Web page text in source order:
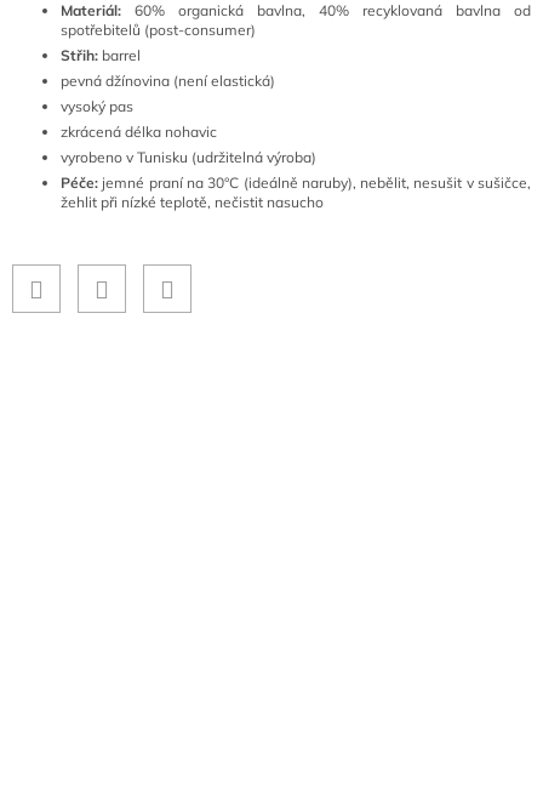
Materiál: 60% organická bavlna, 40% recyklovaná bavlna od
spotřebitelů (post-consumer)
Střih: barrel
pevná džínovina (není elastická)
vysoký pas
zkrácená délka nohavic
vyrobeno v Tunisku (udržitelná výroba)
Péče: jemné praní na 30°C (ideálně naruby), nebělit, nesušit v sušičce,
žehlit při nízké teplotě, nečistit nasucho